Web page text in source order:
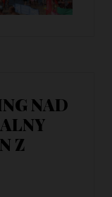
NAD
Z